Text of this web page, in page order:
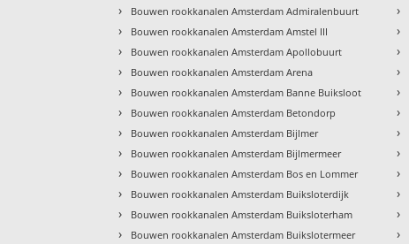
› Bouwen rookkanalen Amsterdam Admiralenbuurt
› Bouwen rookkanalen Amsterdam Amstel III
› Bouwen rookkanalen Amsterdam Apollobuurt
› Bouwen rookkanalen Amsterdam Arena
› Bouwen rookkanalen Amsterdam Banne Buiksloot
› Bouwen rookkanalen Amsterdam Betondorp
› Bouwen rookkanalen Amsterdam Bijlmer
› Bouwen rookkanalen Amsterdam Bijlmermeer
› Bouwen rookkanalen Amsterdam Bos en Lommer
› Bouwen rookkanalen Amsterdam Buiksloterdijk
› Bouwen rookkanalen Amsterdam Buiksloterham
› Bouwen rookkanalen Amsterdam Buikslotermeer
›
›
›
›
›
›
›
›
›
›
›
›